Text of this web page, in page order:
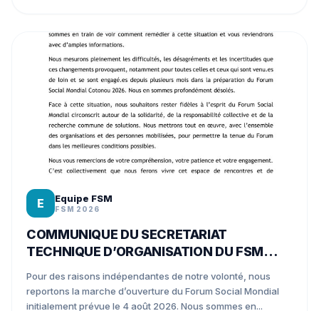
E Equipe FSM
FSM 2026
COMMUNIQUE DU SECRETARIAT
TECHNIQUE D’ORGANISATION DU FSM
Pour des raisons indépendantes de notre volonté, nous
reportons la marche d’ouverture du Forum Social Mondial
initialement prévue le 4 août 2026. Nous sommes en...